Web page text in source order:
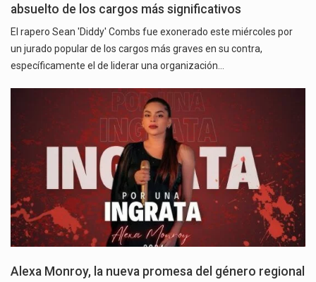
absuelto de los cargos más significativos
El rapero Sean 'Diddy' Combs fue exonerado este miércoles por
un jurado popular de los cargos más graves en su contra,
específicamente el de liderar una organización…
Alexa Monroy, la nueva promesa del género regional